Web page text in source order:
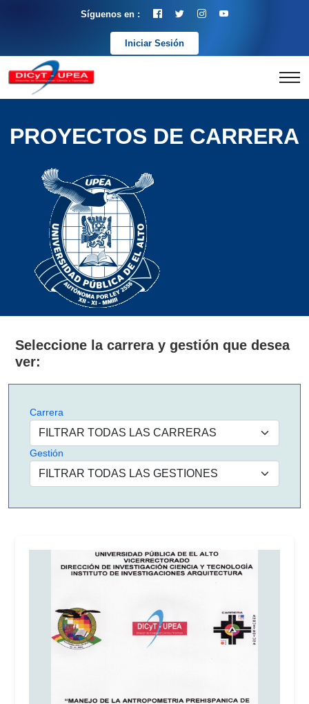
Síguenos en :
Iniciar Sesión
PROYECTOS DE CARRERA
Seleccione la carrera y gestión que desea
ver:
Carrera
Gestión